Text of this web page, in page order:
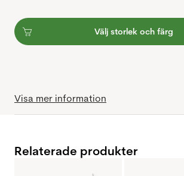
Välj storlek och färg
Visa mer information
Relaterade produkter